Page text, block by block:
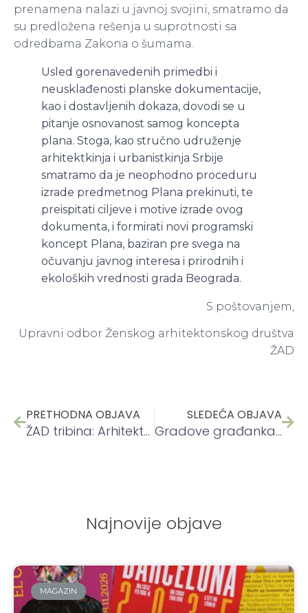
prenamena nalazi u javnoj svojini, smatramo da
su predložena rešenja u suprotnosti sa
odredbama Zakona o šumama.
Usled gorenavedenih primedbi i
neusklađenosti planske dokumentacije,
kao i dostavljenih dokaza, dovodi se u
pitanje osnovanost samog koncepta
plana. Stoga, kao stručno udruženje
arhitektkinja i urbanistkinja Srbije
smatramo da je neophodno proceduru
izrade predmetnog Plana prekinuti, te
preispitati ciljeve i motive izrade ovog
dokumenta, i formirati novi programski
koncept Plana, baziran pre svega na
očuvanju javnog interesa i prirodnih i
ekoloških vrednosti grada Beograda.
S poštovanjem,
Upravni odbor Ženskog arhitektonskog društva
ŽAD
PRETHODNA OBJAVA
ŽAD tribina: Arhitektonski doprinosi neprofitnom stanovanju
SLEDEĆA OBJAVA
Gradove građankama!
Najnovije objave
MAGAZIN